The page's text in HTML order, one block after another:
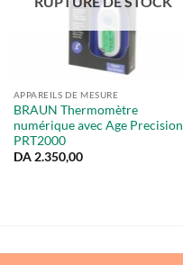
APPAREILS DE MESURE
BRAUN Thermomètre
numérique avec Age Precision
PRT2000
DA2.350,00